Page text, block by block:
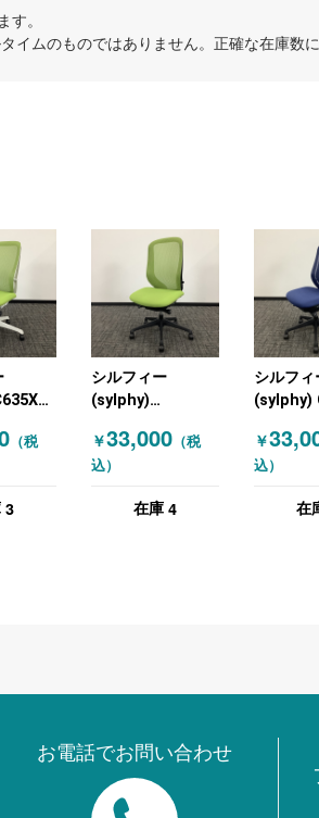
す。
イムのものではありません。正確な在庫数
オフ
無し
（税
3
シルフィー
(sylphy)
カムラ
(OKAMURA) オフ
チェア グリーン
￥33,000（税
込）
在庫 4
シルフィ
(sylphy)
しチェア
￥
込）
在
お電話でお問い合わせ